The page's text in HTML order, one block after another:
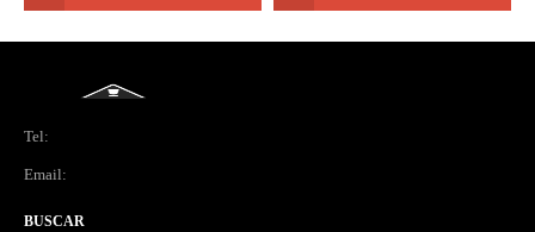
Tel:
Email:
BUSCAR